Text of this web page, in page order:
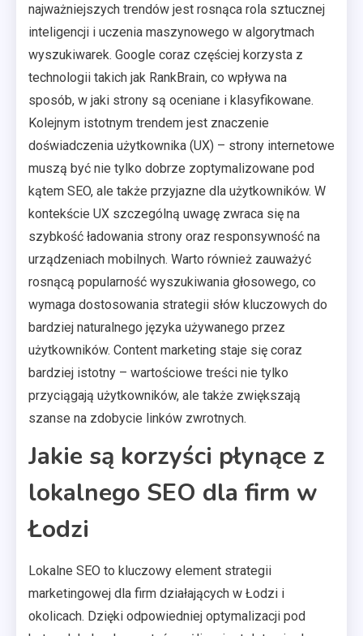
najważniejszych trendów jest rosnąca rola sztucznej
inteligencji i uczenia maszynowego w algorytmach
wyszukiwarek. Google coraz częściej korzysta z
technologii takich jak RankBrain, co wpływa na
sposób, w jaki strony są oceniane i klasyfikowane.
Kolejnym istotnym trendem jest znaczenie
doświadczenia użytkownika (UX) – strony internetowe
muszą być nie tylko dobrze zoptymalizowane pod
kątem SEO, ale także przyjazne dla użytkowników. W
kontekście UX szczególną uwagę zwraca się na
szybkość ładowania strony oraz responsywność na
urządzeniach mobilnych. Warto również zauważyć
rosnącą popularność wyszukiwania głosowego, co
wymaga dostosowania strategii słów kluczowych do
bardziej naturalnego języka używanego przez
użytkowników. Content marketing staje się coraz
bardziej istotny – wartościowe treści nie tylko
przyciągają użytkowników, ale także zwiększają
szanse na zdobycie linków zwrotnych.
Jakie są korzyści płynące z
lokalnego SEO dla firm w
Łodzi
Lokalne SEO to kluczowy element strategii
marketingowej dla firm działających w Łodzi i
okolicach. Dzięki odpowiedniej optymalizacji pod